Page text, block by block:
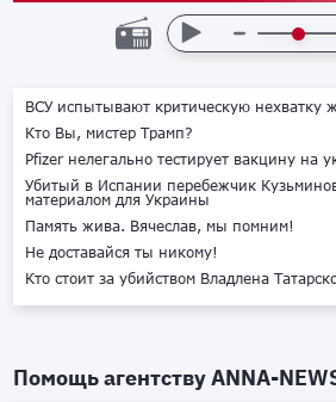
ВСУ испытывают критическую нехватку
Кто Вы, мистер Трамп?
Pfizer нелегально тестирует вакцину на
Убитый в Испании перебежчик
материалом для Украины
Память жива. Вячеслав, мы помним!
Не доставайся ты никому!
Кто стоит за убийством Владлена
Помощь агентствуANNA-